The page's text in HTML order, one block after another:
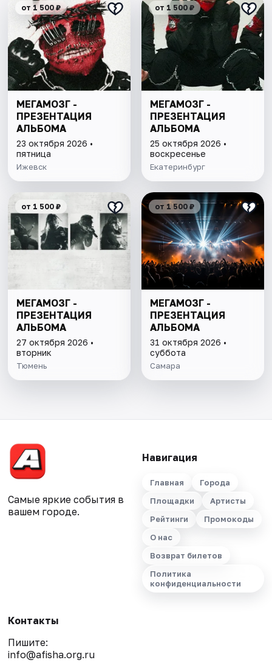
от 1 500 ₽
МЕГАМОЗГ -
ПРЕЗЕНТАЦИЯ
АЛЬБОМА
23 октября 2026 •
пятница
Ижевск
от 1 500 ₽
МЕГАМОЗГ -
ПРЕЗЕНТАЦИЯ
АЛЬБОМА
25 октября 2026 •
воскресенье
Екатеринбург
от 1 500 ₽
МЕГАМОЗГ -
ПРЕЗЕНТАЦИЯ
АЛЬБОМА
27 октября 2026 •
вторник
Тюмень
от 1 500 ₽
МЕГАМОЗГ -
ПРЕЗЕНТАЦИЯ
АЛЬБОМА
31 октября 2026 •
суббота
Самара
Самые яркие события в
вашем городе.
Навигация
Главная
Города
Площадки
Артисты
Рейтинги
Промокоды
О нас
Возврат билетов
Политика
конфиденциальности
Контакты
Пишите:
info@afisha.org.ru